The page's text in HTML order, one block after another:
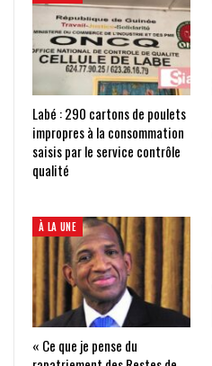
Labé : 290 cartons de poulets
impropres à la consommation
saisis par le service contrôle
qualité
À LA UNE
« Ce que je pense du